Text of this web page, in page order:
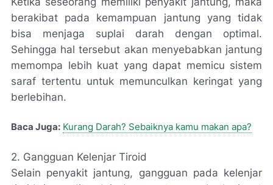
berakibat pada kemampuan jantung yang tidak
bisa menjaga suplai darah dengan optimal.
Sehingga hal tersebut akan menyebabkan jantung
memompa lebih kuat yang dapat memicu sistem
saraf tertentu untuk memunculkan keringat yang
berlebihan.
Baca Juga: Kurang Darah? Sebaiknya kamu makan apa?
2. Gangguan Kelenjar Tiroid
Selain penyakit jantung, gangguan pada kelenjar